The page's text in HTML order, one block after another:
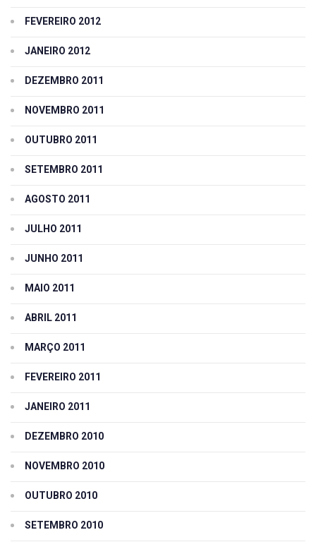
FEVEREIRO 2012
JANEIRO 2012
DEZEMBRO 2011
NOVEMBRO 2011
OUTUBRO 2011
SETEMBRO 2011
AGOSTO 2011
JULHO 2011
JUNHO 2011
MAIO 2011
ABRIL 2011
MARÇO 2011
FEVEREIRO 2011
JANEIRO 2011
DEZEMBRO 2010
NOVEMBRO 2010
OUTUBRO 2010
SETEMBRO 2010